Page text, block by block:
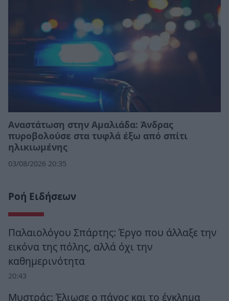
Αναστάτωση στην Αμαλιάδα: Άνδρας
πυροβολούσε στα τυφλά έξω από σπίτι
ηλικιωμένης
03/08/2026 20:35
Ροή Ειδήσεων
Παλαιολόγου Σπάρτης: Έργο που άλλαξε την
εικόνα της πόλης, αλλά όχι την
καθημερινότητα
20:43
Μυστράς: Έλιωσε ο πάγος και το έγκλημα